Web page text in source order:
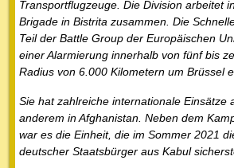
Transportflugzeuge. Die Division arbeitet
Brigade in Bistrita zusammen. Die
Teil der Battle Group der Europäischen
einer Alarmierung innerhalb von fünf bis
Radius von 6.000 Kilometern um Brüssel
Sie hat zahlreiche internationale Einsätze
anderem in Afghanistan. Neben dem
war es die Einheit, die im Sommer 2021
deutscher Staatsbürger aus Kabul